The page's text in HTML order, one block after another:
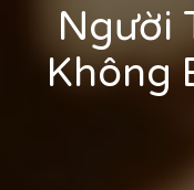
Người
Không